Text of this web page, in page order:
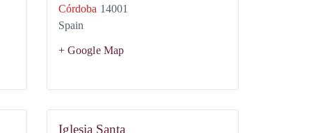
Córdoba 14001
Spain
+ Google Map
Iglesia Santa